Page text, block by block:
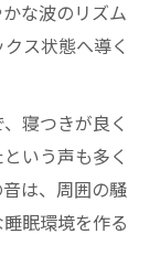
な波のリズム
ス状態へ導く
寝つきが良く
いう声も多く
は、周囲の騒
眠環境を作る